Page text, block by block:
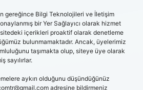
gereğince Bilgi Teknolojileri ve İletişim
bir Yer Sağlayıcı olarak hizmet
içerikleri proaktif olarak denetleme
bulunmamaktadır. Ancak, üyelerimiz
taşımakta olup, siteye üye olarak
sayılırlar.
aykırı olduğunu düşündüğünüz
adresine bildirmeniz